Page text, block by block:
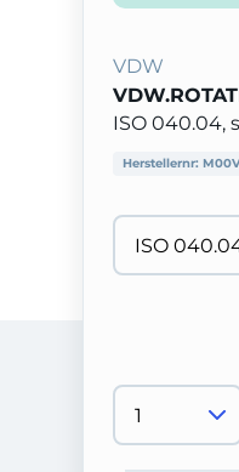
VDW
ISO 040.04,
Herstellernr: